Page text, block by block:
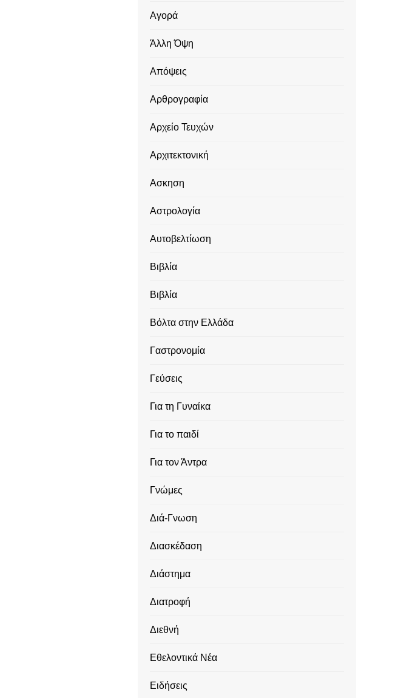
Αγορά
Άλλη Όψη
Απόψεις
Αρθρογραφία
Αρχείο Τευχών
Αρχιτεκτονική
Ασκηση
Αστρολογία
Αυτοβελτίωση
Βιβλία
Βιβλία
Βόλτα στην Ελλάδα
Γαστρονομία
Γεύσεις
Για τη Γυναίκα
Για το παιδί
Για τον Άντρα
Γνώμες
Διά-Γνωση
Διασκέδαση
Διάστημα
Διατροφή
Διεθνή
Εθελοντικά Νέα
Ειδήσεις